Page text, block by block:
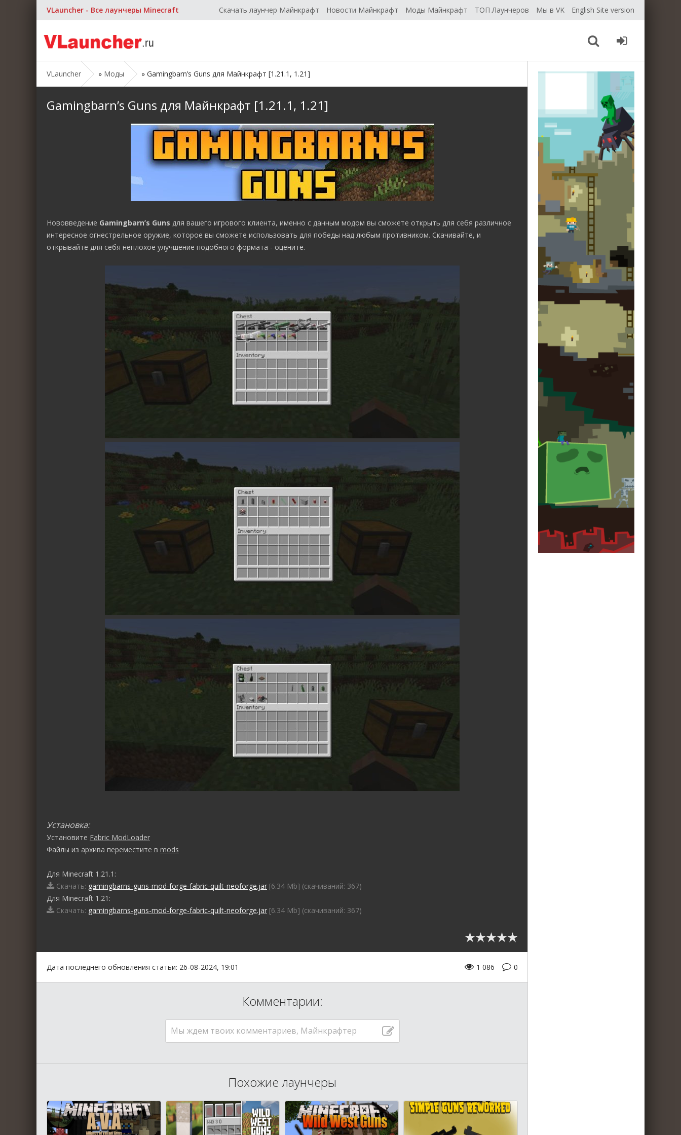
VLauncher - Все лаунчеры Minecraft Скачать лаунчер Майнкрафт Новости Майнкрафт Моды Майнкрафт ТОП Лаунчеров Мы в VK English Site version
VLauncher » Моды » Gamingbarn’s Guns для Майнкрафт [1.21.1, 1.21]
Gamingbarn’s Guns для Майнкрафт [1.21.1, 1.21]
Нововведение Gamingbarn’s Guns для вашего игрового клиента, именно с данным модом вы сможете открыть для себя различное
интересное огнестрельное оружие, которое вы сможете использовать для победы над любым противником. Скачивайте, и
открывайте для себя неплохое улучшение подобного формата - оцените.
Установка:
Установите Fabric ModLoader
Файлы из архива переместите в mods
Для Minecraft 1.21.1:
Скачать: gamingbarns-guns-mod-forge-fabric-quilt-neoforge.jar [6.34 Mb] (cкачиваний: 367)
Для Minecraft 1.21:
Скачать: gamingbarns-guns-mod-forge-fabric-quilt-neoforge.jar [6.34 Mb] (cкачиваний: 367)
Дата последнего обновления статьи: 26-08-2024, 19:01 0
1 086
Комментарии:
Мы ждем твоих комментариев, Майнкрафтер
Похожие лаунчеры